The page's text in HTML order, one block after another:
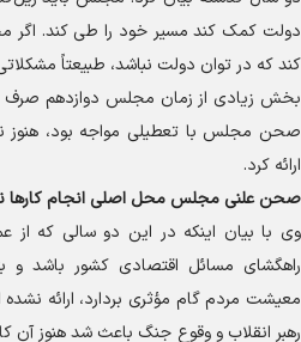
دولت کمک کند مسیر خود را طی کند.
کند که در توان دولت نباشد، طبیعتاً
بخش زیادی از زمان مجلس دوازدهم صرف
صحن مجلس با تعطیلی مواجه بود، هنوز
ارائه کرد.
صحن علنی مجلس محل اصلی انجام کار‌ها
وی با بیان اینکه در این دو سالی که
راهگشای مسائل اقتصادی کشور باشد و
معیشت مردم گام مؤثری بردارد، ارائه
رهبر انقلاب و وقوع جنگ باعث شد هنوز آن